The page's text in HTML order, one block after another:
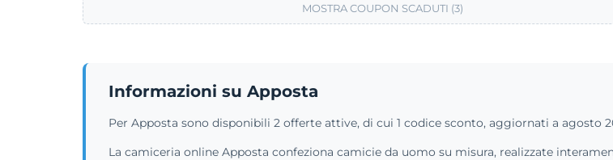
MOSTRA COUPON SCADUTI (3)
Informazioni su Apposta
Per Apposta sono disponibili 2 offerte attive, di cui 1 codice sconto, aggiornati a agosto
La camiceria online Apposta confeziona camicie da uomo su misura, realizzate